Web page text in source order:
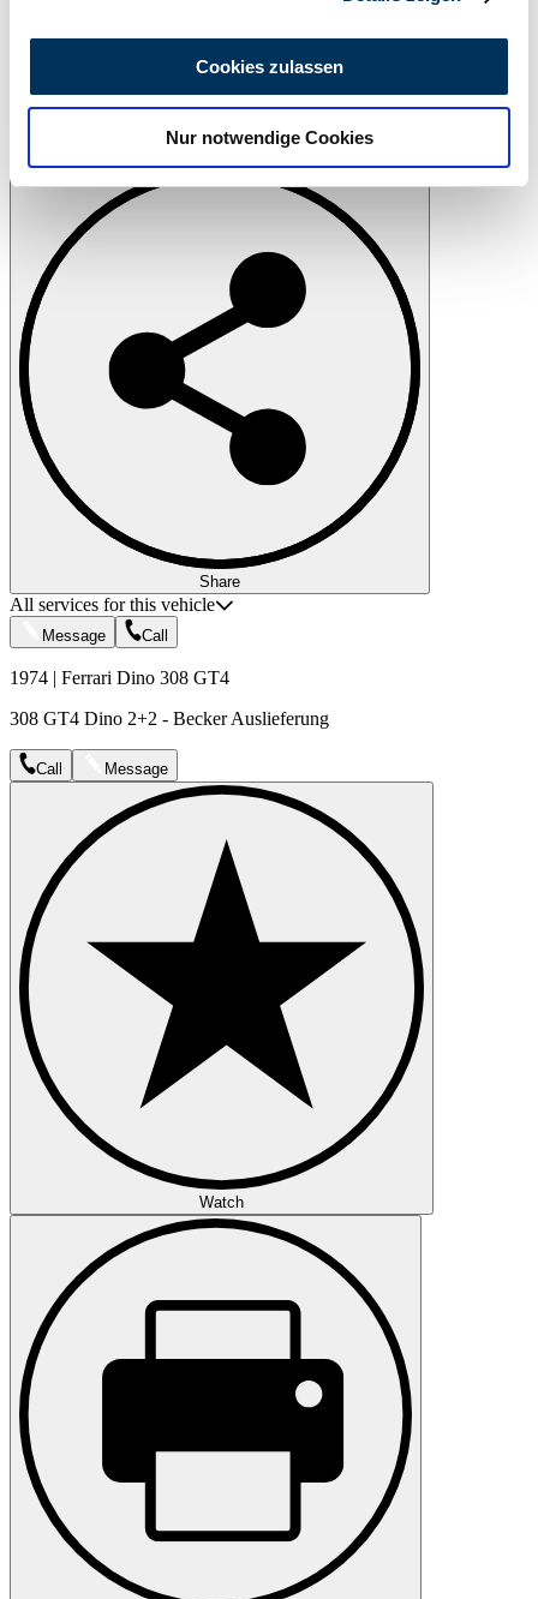
analysieren. Außerdem geben wir Informationen zu Ihrer
Verwendung unserer Website an unsere Partner für
soziale Medien, Werbung und Analysen weiter. Unsere
Partner führen diese Informationen möglicherweise mit
weiteren Daten zusammen, die Sie ihnen bereitgestellt
haben oder die sie im Rahmen Ihrer Nutzung der Dienste
gesammelt haben.
Datenschutzerklärung
Cookies zulassen
Nur notwendige Cookies
Share
All services for this vehicle
Message Call
1974 | Ferrari Dino 308 GT4
308 GT4 Dino 2+2 - Becker Auslieferung
Call Message
Watch